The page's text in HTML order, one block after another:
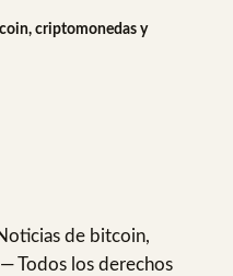
criptomonedas y
de bitcoin,
Todos los derechos